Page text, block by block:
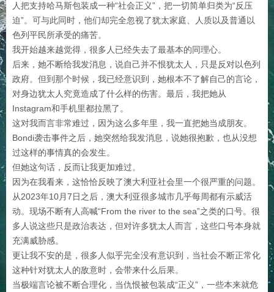
人把支持哈马斯包装成一种“社会正义”，把一切简单归类为“反压
迫”。可与此同时，他们却完全忽视了犹太家庭、人质以及普通以
色列平民所承受的痛苦。
我开始越来越觉得，很多人已经失去了最基本的同理心。
后来，她不断给我发消息，说自己并不恨犹太人，只是反对以色列
政府。但到那个时候，我已经意识到，她根本不了解自己的言论，
对身边犹太人究竟造成了什么样的伤害。最后，我把她从
Instagram和手机里都拉黑了。
这对我而言非常难过，因为这么多年里，我一直把她当成朋友。
Bondi袭击事件之后，她突然给我发消息，说她很抱歉，也从没想
过这样的事情真的会发生。
但她这句话，反而让我更加难过。
因为在我看来，这恰恰反映了澳大利亚社会里一个很严重的问题。
从2023年10月7日之后，澳大利亚很多城市几乎每周都有示威活
动。现场不断有人高喊“From the river to the sea”之类的口号。很
多人说这些只是政治表达，但对许多犹太人而言，这些口号本身就
充满威胁感。
更让我不安的是，很多人似乎完全没有意识到，当社会不断正常化
这种针对犹太人的敌意时，会带来什么后果。
当极端言论被不断合理化，当仇恨被包装成“正义”，一些本来就危